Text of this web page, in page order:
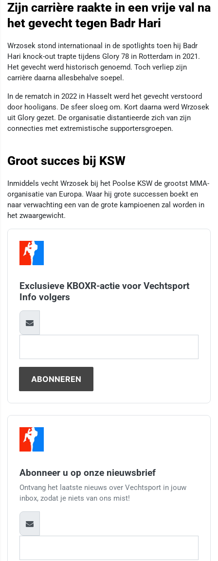
Zijn carrière raakte in een vrije val na
het gevecht tegen Badr Hari
Wrzosek stond internationaal in de spotlights toen hij Badr
Hari knock-out trapte tijdens Glory 78 in Rotterdam in 2021.
Het gevecht werd historisch genoemd. Toch verliep zijn
carrière daarna allesbehalve soepel.
In de rematch in 2022 in Hasselt werd het gevecht verstoord
door hooligans. De sfeer sloeg om. Kort daarna werd Wrzosek
uit Glory gezet. De organisatie distantieerde zich van zijn
connecties met extremistische supportersgroepen.
Groot succes bij KSW
Inmiddels vecht Wrzosek bij het Poolse KSW de grootst MMA-
organisatie van Europa. Waar hij grote successen boekt en
naar verwachting een van de grote kampioenen zal worden in
het zwaargewicht.
Exclusieve KBOXR-actie voor Vechtsport
Info volgers
Abonneer u op onze nieuwsbrief
Ontvang het laatste nieuws over Vechtsport in jouw
inbox, zodat je niets van ons mist!